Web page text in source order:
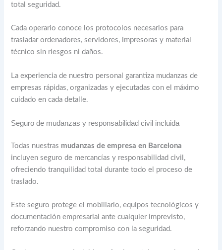
total seguridad.
Cada operario conoce los protocolos necesarios para
trasladar ordenadores, servidores, impresoras y material
técnico sin riesgos ni daños.
La experiencia de nuestro personal garantiza mudanzas de
empresas rápidas, organizadas y ejecutadas con el máximo
cuidado en cada detalle.
Seguro de mudanzas y responsabilidad civil incluida
Todas nuestras mudanzas de empresa en Barcelona
incluyen seguro de mercancías y responsabilidad civil,
ofreciendo tranquilidad total durante todo el proceso de
traslado.
Este seguro protege el mobiliario, equipos tecnológicos y
documentación empresarial ante cualquier imprevisto,
reforzando nuestro compromiso con la seguridad.